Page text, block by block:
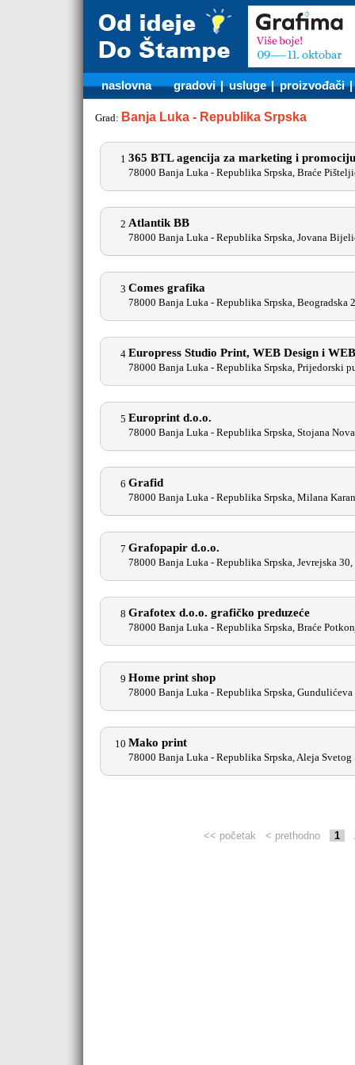
naslovna gradovi |usluge |proizvođači |
Grad: Banja Luka - Republika Srpska
1 365 BTL agencija za marketing i promociju
78000 Banja Luka - Republika Srpska, Braće
2 Atlantik BB
78000 Banja Luka - Republika Srpska, Jovana
3 Comes grafika
78000 Banja Luka - Republika Srpska, Beogradska
4 Europress Studio Print, WEB Design i
78000 Banja Luka - Republika Srpska, Prijedorski
5 Europrint d.o.o.
78000 Banja Luka - Republika Srpska, Stojana
6 Grafid
78000 Banja Luka - Republika Srpska, Milana
7 Grafopapir d.o.o.
78000 Banja Luka - Republika Srpska, Jevrejska
8 Grafotex d.o.o. grafičko preduzeće
78000 Banja Luka - Republika Srpska, Braće
9 Home print shop
78000 Banja Luka - Republika Srpska,
10 Mako print
78000 Banja Luka - Republika Srpska, Aleja
<< početak < prethodno 1